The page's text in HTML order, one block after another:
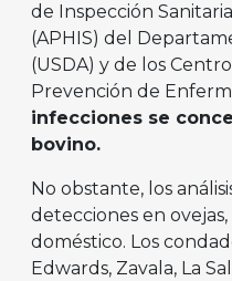
de Inspección
(APHIS) del
(USDA) y de los
Prevención de
infecciones se
bovino.
No obstante, los
detecciones en
doméstico. Los
Edwards, Zavala, La